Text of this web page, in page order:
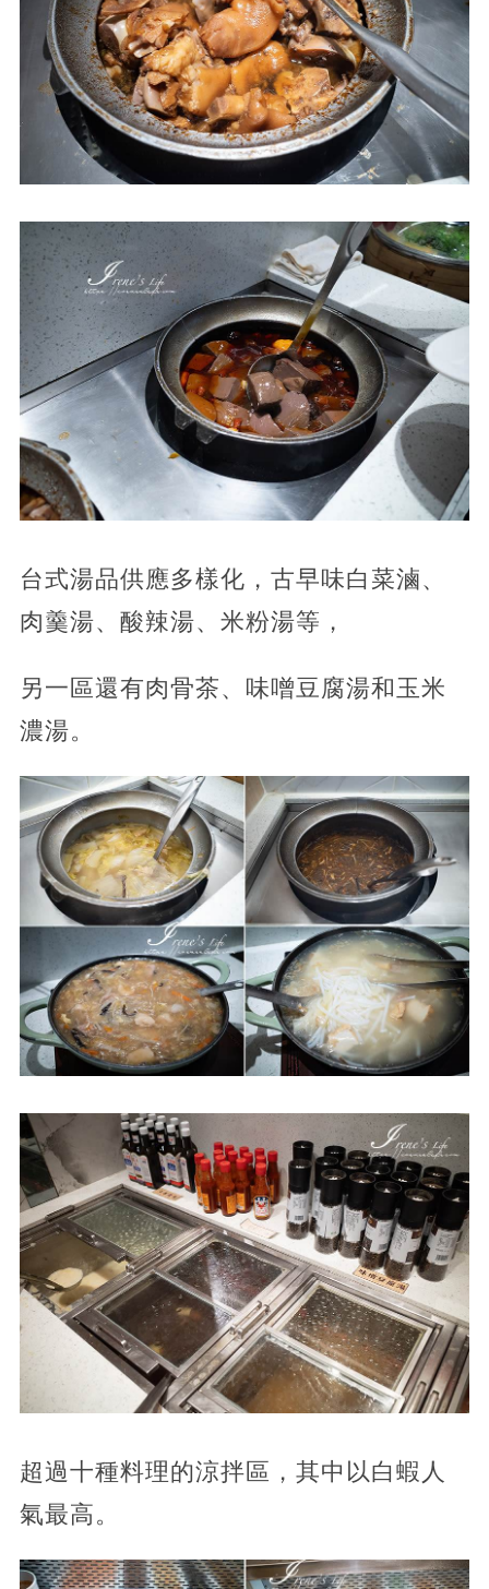
台式湯品供應多樣化，古早味白菜滷、
肉羹湯、酸辣湯、米粉湯等，
另一區還有肉骨茶、味噌豆腐湯和玉米
濃湯。
超過十種料理的涼拌區，其中以白蝦人
氣最高。